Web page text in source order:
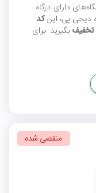
از فروشگاه‌های دارای درگاه
دیجی پی، اینکد
تخفیفبگیرید. برای
منقضی شده